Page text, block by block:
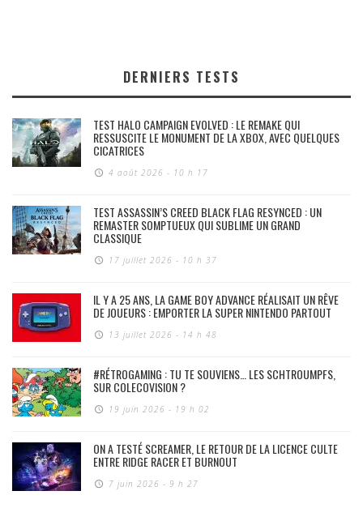
DERNIERS TESTS
TEST HALO CAMPAIGN EVOLVED : LE REMAKE QUI
RESSUSCITE LE MONUMENT DE LA XBOX, AVEC QUELQUES
CICATRICES
4 août 2026 - 10 h 17
TEST ASSASSIN’S CREED BLACK FLAG RESYNCED : UN
REMASTER SOMPTUEUX QUI SUBLIME UN GRAND
CLASSIQUE
17 juillet 2026 - 10 h 37
IL Y A 25 ANS, LA GAME BOY ADVANCE RÉALISAIT UN RÊVE
DE JOUEURS : EMPORTER LA SUPER NINTENDO PARTOUT
13 juillet 2026 - 14 h 48
#RÉTROGAMING : TU TE SOUVIENS… LES SCHTROUMPFS,
SUR COLECOVISION ?
19 juin 2026 - 19 h 02
ON A TESTÉ SCREAMER, LE RETOUR DE LA LICENCE CULTE
ENTRE RIDGE RACER ET BURNOUT
7 juin 2026 - 9 h 27